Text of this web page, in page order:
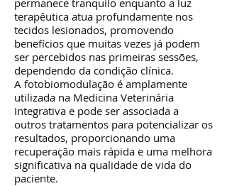
permanece tranquilo enquanto a luz
terapêutica atua profundamente nos
tecidos lesionados, promovendo
benefícios que muitas vezes já podem
ser percebidos nas primeiras sessões,
dependendo da condição clínica.
A fotobiomodulação é amplamente
utilizada na Medicina Veterinária
Integrativa e pode ser associada a
outros tratamentos para potencializar os
resultados, proporcionando uma
recuperação mais rápida e uma melhora
significativa na qualidade de vida do
paciente.